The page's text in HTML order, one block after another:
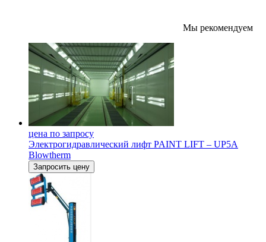
Мы рекомендуем
цена по запросу
Электрогидравлический лифт PAINT LIFT – UP5A
Blowtherm
Запросить цену